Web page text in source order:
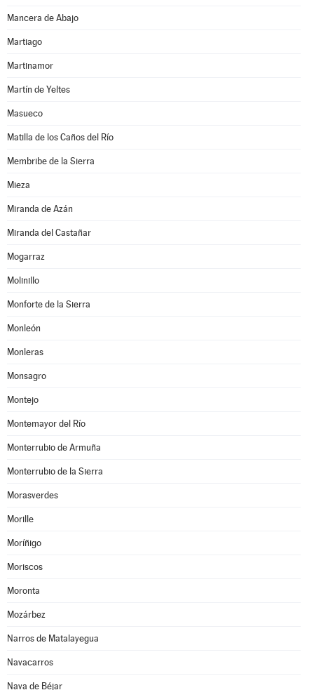
Mancera de Abajo
Martiago
Martinamor
Martín de Yeltes
Masueco
Matilla de los Caños del Río
Membribe de la Sierra
Mieza
Miranda de Azán
Miranda del Castañar
Mogarraz
Molinillo
Monforte de la Sierra
Monleón
Monleras
Monsagro
Montejo
Montemayor del Río
Monterrubio de Armuña
Monterrubio de la Sierra
Morasverdes
Morille
Moríñigo
Moriscos
Moronta
Mozárbez
Narros de Matalayegua
Navacarros
Nava de Béjar